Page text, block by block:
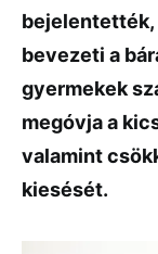
bejelentették,
bevezeti a
gyermekek
megóvja a
valamint
kiesését.